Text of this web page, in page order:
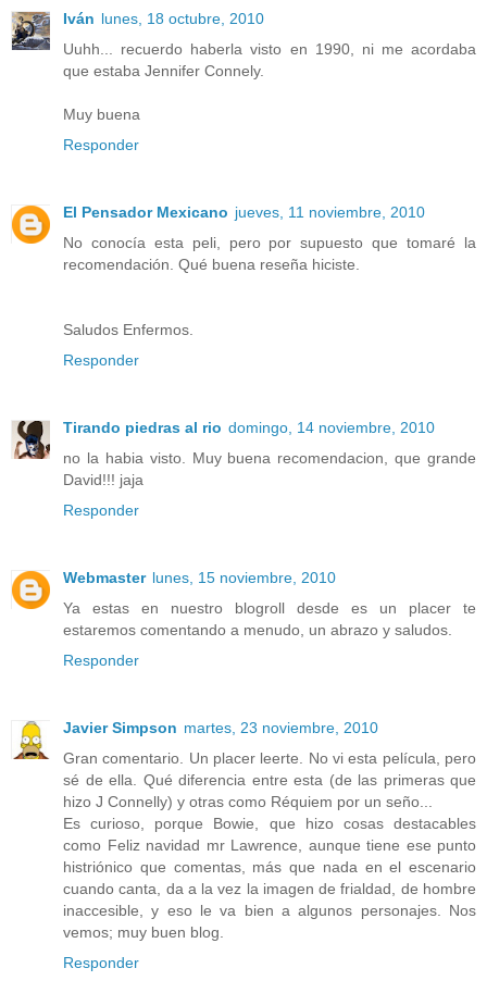
Iván lunes, 18 octubre, 2010
Uuhh... recuerdo haberla visto en 1990, ni me acordaba
que estaba Jennifer Connely.
Muy buena
Responder
El Pensador Mexicano jueves, 11 noviembre, 2010
No conocía esta peli, pero por supuesto que tomaré la
recomendación. Qué buena reseña hiciste.
Saludos Enfermos.
Responder
Tirando piedras al rio domingo, 14 noviembre, 2010
no la habia visto. Muy buena recomendacion, que grande
David!!! jaja
Responder
Webmaster lunes, 15 noviembre, 2010
Ya estas en nuestro blogroll desde es un placer te
estaremos comentando a menudo, un abrazo y saludos.
Responder
Javier Simpson martes, 23 noviembre, 2010
Gran comentario. Un placer leerte. No vi esta película, pero
sé de ella. Qué diferencia entre esta (de las primeras que
hizo J Connelly) y otras como Réquiem por un seño...
Es curioso, porque Bowie, que hizo cosas destacables
como Feliz navidad mr Lawrence, aunque tiene ese punto
histriónico que comentas, más que nada en el escenario
cuando canta, da a la vez la imagen de frialdad, de hombre
inaccesible, y eso le va bien a algunos personajes. Nos
vemos; muy buen blog.
Responder